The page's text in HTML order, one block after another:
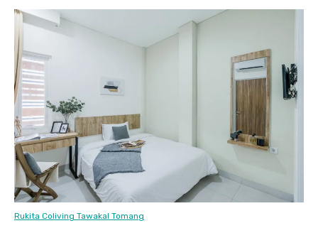
Rukita Coliving Tawakal Tomang